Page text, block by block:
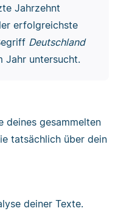
Jahrzehnt
erfolgreichste
Deutschland
Jahr untersucht.
deines gesammelten
tatsächlich über dein
deiner Texte.